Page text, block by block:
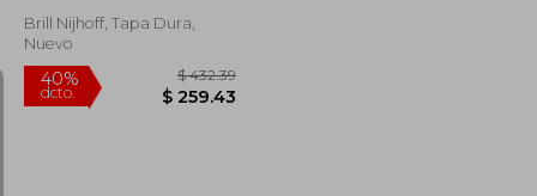
Regime (en Inglés)
Brill Nijhoff, Tapa Dura,
Nuevo